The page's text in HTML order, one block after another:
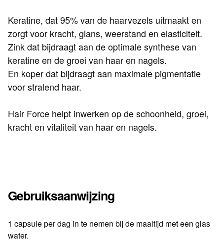
Keratine, dat 95% van de haarvezels uitmaakt en
zorgt voor kracht, glans, weerstand en elasticiteit.
Zink dat bijdraagt aan de optimale synthese van
keratine en de groei van haar en nagels.
En koper dat bijdraagt aan maximale pigmentatie
voor stralend haar.
Hair Force helpt inwerken op de schoonheid, groei,
kracht en vitaliteit van haar en nagels.
Gebruiksaanwijzing
1 capsule per dag in te nemen bij de maaltijd met een glas
water.